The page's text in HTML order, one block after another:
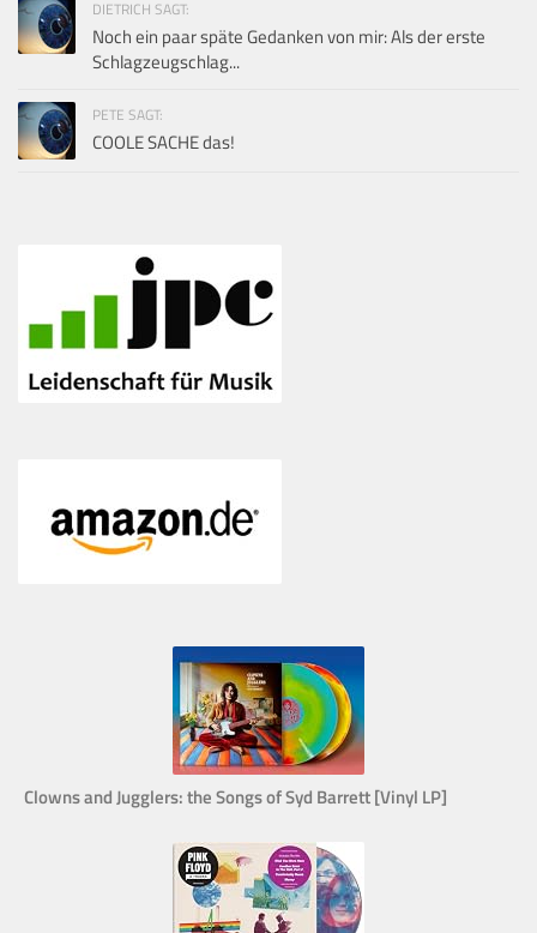
DIETRICH SAGT:
Noch ein paar späte Gedanken von mir: Als der erste
Schlagzeugschlag...
PETE SAGT:
COOLE SACHE das!
Clowns and Jugglers: the Songs of Syd Barrett [Vinyl LP]